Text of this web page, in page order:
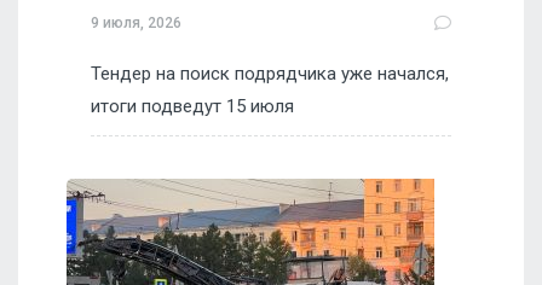
9 июля, 2026
Тендер на поиск подрядчика уже начался,
итоги подведут 15 июля